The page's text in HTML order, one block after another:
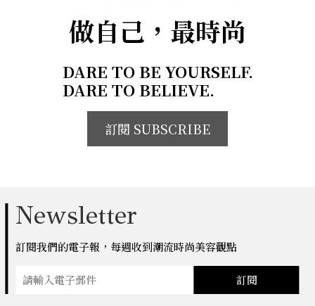
做自己，最時尚
DARE TO BE YOURSELF.
DARE TO BELIEVE.
訂閱 SUBSCRIBE
Newsletter
訂閱我們的電子報，每週收到潮流時尚美容觀點
訂閱